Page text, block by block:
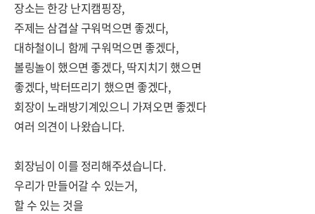
장소는 한강 난지캠핑장,
주제는 삼겹살 구워먹으면 좋겠다,
대하철이니 함께 구워먹으면 좋겠다,
볼링놀이 했으면 좋겠다, 딱지치기 했으면
좋겠다, 박터뜨리기 했으면 좋겠다,
회장이 노래방기계있으니 가져오면 좋겠다
여러 의견이 나왔습니다.
회장님이 이를 정리해주셨습니다.
우리가 만들어갈 수 있는거,
할 수 있는 것을